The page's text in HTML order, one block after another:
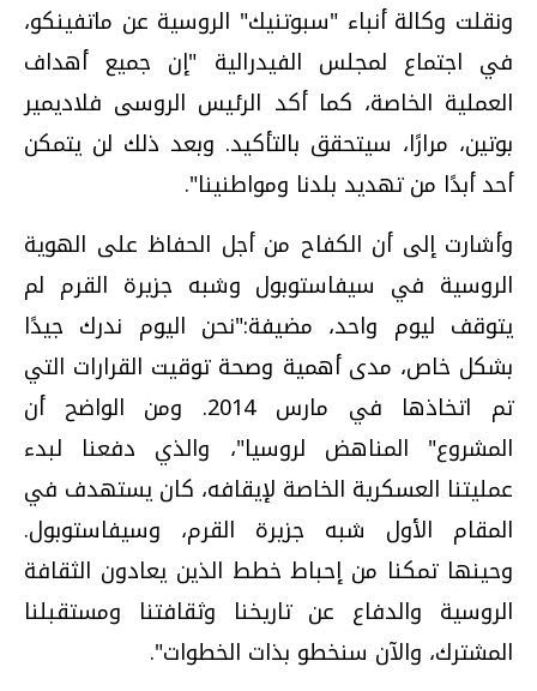
ونقلت وكالة أنباء "سبوتنيك" الروسية عن ماتفينكو،
في اجتماع لمجلس الفيدرالية "إن جميع أهداف
العملية الخاصة، كما أكد الرئيس الروسى فلاديمير
بوتين، مرارًا، سيتحقق بالتأكيد. وبعد ذلك لن يتمكن
أحد أبدًا من تهديد بلدنا ومواطنينا".
وأشارت إلى أن الكفاح من أجل الحفاظ على الهوية
الروسية في سيفاستوبول وشبه جزيرة القرم لم
يتوقف ليوم واحد، مضيفة:"نحن اليوم ندرك جيدًا
بشكل خاص، مدى أهمية وصحة توقيت القرارات التي
تم اتخاذها في مارس 2014. ومن الواضح أن
المشروع" المناهض لروسيا"، والذي دفعنا لبدء
عمليتنا العسكرية الخاصة لإيقافه، كان يستهدف في
المقام الأول شبه جزيرة القرم، وسيفاستوبول.
وحينها تمكنا من إحباط خطط الذين يعادون الثقافة
الروسية والدفاع عن تاريخنا وثقافتنا ومستقبلنا
المشترك، والآن سنخطو بذات الخطوات".